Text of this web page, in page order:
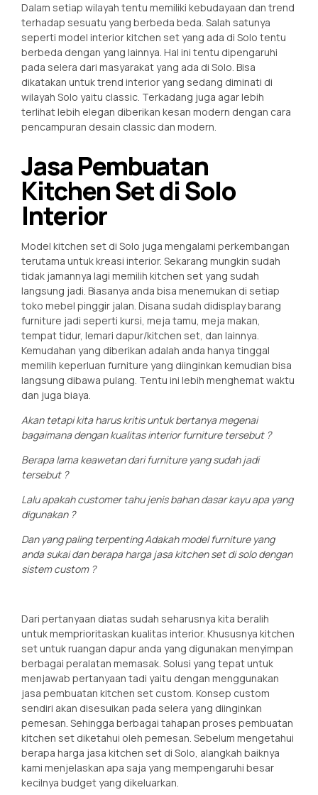
Dalam setiap wilayah tentu memiliki kebudayaan dan trend
terhadap sesuatu yang berbeda beda. Salah satunya
seperti model interior kitchen set yang ada di Solo tentu
berbeda dengan yang lainnya. Hal ini tentu dipengaruhi
pada selera dari masyarakat yang ada di Solo. Bisa
dikatakan untuk trend interior yang sedang diminati di
wilayah Solo yaitu classic. Terkadang juga agar lebih
terlihat lebih elegan diberikan kesan modern dengan cara
pencampuran desain classic dan modern.
Jasa Pembuatan
Kitchen Set di Solo
Interior
Model kitchen set di Solo juga mengalami perkembangan
terutama untuk kreasi interior. Sekarang mungkin sudah
tidak jamannya lagi memilih kitchen set yang sudah
langsung jadi. Biasanya anda bisa menemukan di setiap
toko mebel pinggir jalan. Disana sudah didisplay barang
furniture jadi seperti kursi, meja tamu, meja makan,
tempat tidur, lemari dapur/kitchen set, dan lainnya.
Kemudahan yang diberikan adalah anda hanya tinggal
memilih keperluan furniture yang diinginkan kemudian bisa
langsung dibawa pulang. Tentu ini lebih menghemat waktu
dan juga biaya.
Akan tetapi kita harus kritis untuk bertanya megenai
bagaimana dengan kualitas interior furniture tersebut ?
Berapa lama keawetan dari furniture yang sudah jadi
tersebut ?
Lalu apakah customer tahu jenis bahan dasar kayu apa yang
digunakan ?
Dan yang paling terpenting Adakah model furniture yang
anda sukai dan berapa harga jasa kitchen set di solo dengan
sistem custom ?
Dari pertanyaan diatas sudah seharusnya kita beralih
untuk memprioritaskan kualitas interior. Khususnya kitchen
set untuk ruangan dapur anda yang digunakan menyimpan
berbagai peralatan memasak. Solusi yang tepat untuk
menjawab pertanyaan tadi yaitu dengan menggunakan
jasa pembuatan kitchen set custom. Konsep custom
sendiri akan disesuikan pada selera yang diinginkan
pemesan. Sehingga berbagai tahapan proses pembuatan
kitchen set diketahui oleh pemesan. Sebelum mengetahui
berapa harga jasa kitchen set di Solo, alangkah baiknya
kami menjelaskan apa saja yang mempengaruhi besar
kecilnya budget yang dikeluarkan.